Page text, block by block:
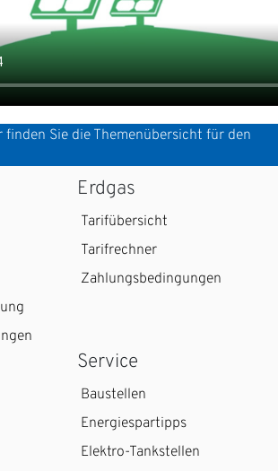
finden Sie die Themenübersicht für den
Erdgas
Tarifübersicht
Tarifrechner
Zahlungsbedingungen
Service
Baustellen
Energiespartipps
Elektro-Tankstellen